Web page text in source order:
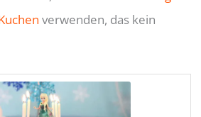
verwenden, das kein